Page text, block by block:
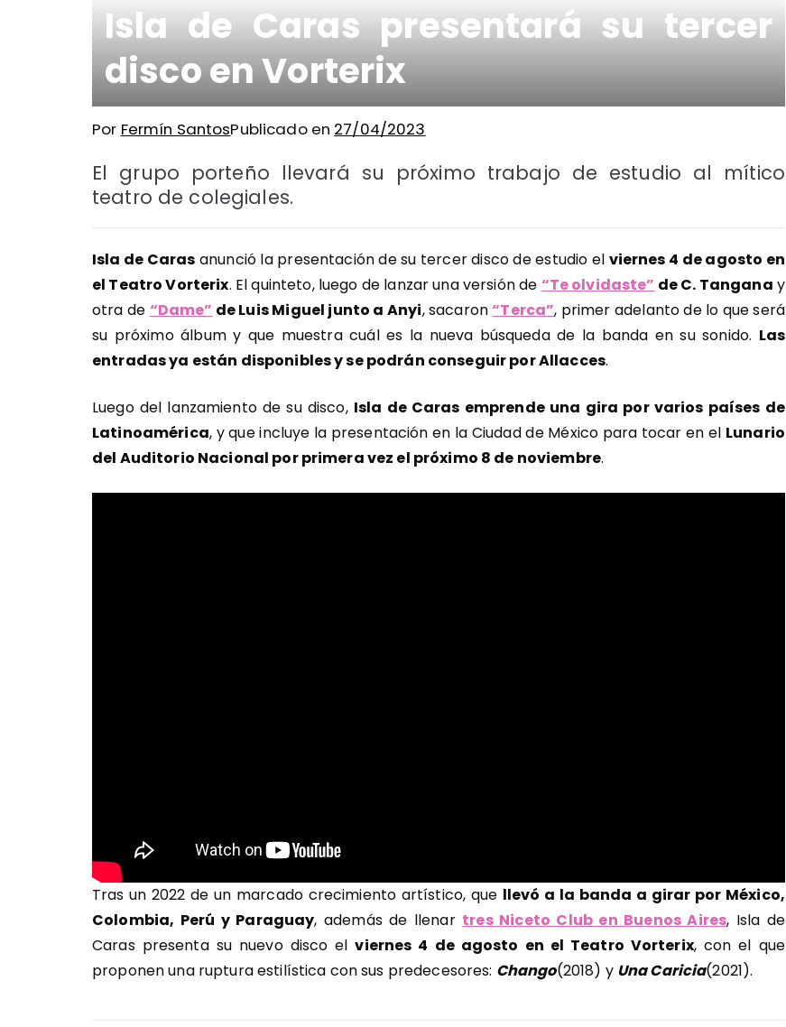
Isla de Caras presentará su tercer
disco en Vorterix
Por Fermín SantosPublicado en 27/04/2023
El grupo porteño llevará su próximo trabajo de estudio al mítico
teatro de colegiales.
Isla de Caras anunció la presentación de su tercer disco de estudio el viernes 4 de agosto en
el Teatro Vorterix. El quinteto, luego de lanzar una versión de “Te olvidaste” de C. Tangana y
otra de “Dame” de Luis Miguel junto a Anyi, sacaron“Terca”, primer adelanto de lo que será
su próximo álbum y que muestra cuál es la nueva búsqueda de la banda en su sonido. Las
entradas ya están disponibles y se podrán conseguir por Allacces.
Luego del lanzamiento de su disco, Isla de Caras emprende una gira por varios países de
Latinoamérica, y que incluye la presentación en la Ciudad de México para tocar en el Lunario
del Auditorio Nacional por primera vez el próximo 8 de noviembre.
Tras un 2022 de un marcado crecimiento artístico, que llevó a la banda a girar por México,
Colombia, Perú y Paraguay, además de llenar tres Niceto Club en Buenos Aires, Isla de
Caras presenta su nuevo disco elviernes 4 de agosto en el Teatro Vorterix, con el que
proponen una ruptura estilística con sus predecesores: Chango(2018) y Una Caricia(2021).